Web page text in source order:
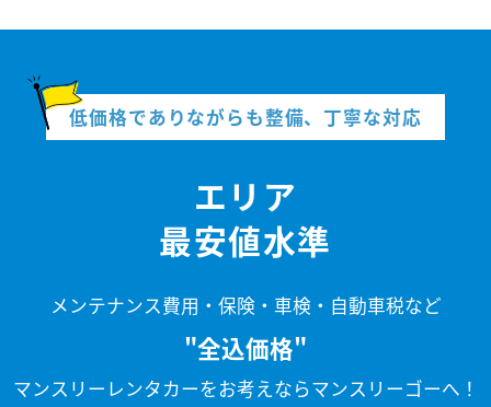
低価格でありながらも整備、丁寧な対応
エリア
最安値水準
メンテナンス費用・保険・車検・自動車税など
"全込価格"
マンスリーレンタカーをお考えならマンスリーゴーへ！